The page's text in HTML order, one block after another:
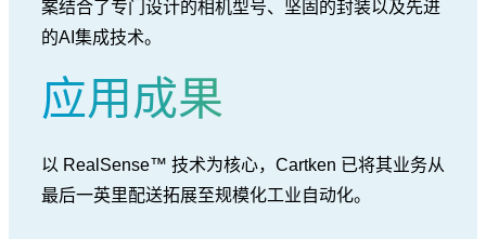
案结合了专门设计的相机型号、坚固的封装以及先进
的AI集成技术。
应用成果
以 RealSense™ 技术为核心，Cartken 已将其业务从
最后一英里配送拓展至规模化工业自动化。